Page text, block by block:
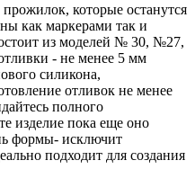
которые останутся
как маркерами так и
из моделей № 30, №27,
- не менее 5 мм
силикона,
отливок не менее
полного
изделие пока еще оно
формы- исключит
подходит для создания